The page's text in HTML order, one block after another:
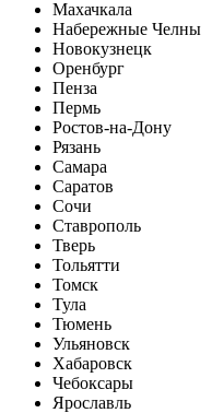
Махачкала
Набережные Челны
Новокузнецк
Оренбург
Пенза
Пермь
Ростов-на-Дону
Рязань
Самара
Саратов
Сочи
Ставрополь
Тверь
Тольятти
Томск
Тула
Тюмень
Ульяновск
Хабаровск
Чебоксары
Ярославль